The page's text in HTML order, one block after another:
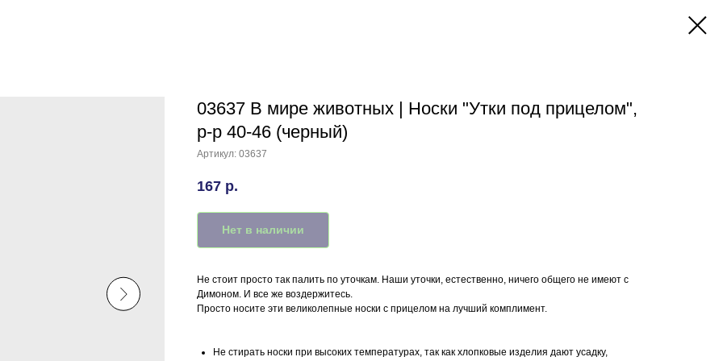
03637 В мире животных | Носки "Утки под прицелом",
р-р 40-46 (черный)
Артикул: 03637
167 р.
Нет в наличии
Не стоит просто так палить по уточкам. Наши уточки, естественно, ничего общего не имеют с
Димоном. И все же воздержитесь.
Просто носите эти великолепные носки с прицелом на лучший комплимент.
Не стирать носки при высоких температурах, так как хлопковые изделия дают усадку,